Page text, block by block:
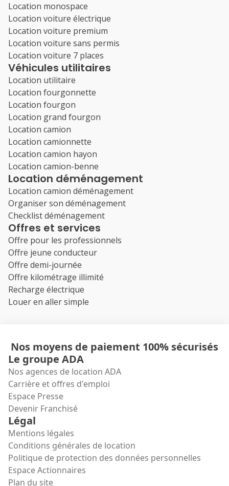
Location monospace
Location voiture électrique
Location voiture premium
Location voiture sans permis
Location voiture 7 places
Véhicules utilitaires
Location utilitaire
Location fourgonnette
Location fourgon
Location grand fourgon
Location camion
Location camionnette
Location camion hayon
Location camion-benne
Location déménagement
Location camion déménagement
Organiser son déménagement
Checklist déménagement
Offres et services
Offre pour les professionnels
Offre jeune conducteur
Offre demi-journée
Offre kilométrage illimité
Recharge électrique
Louer en aller simple
Nos moyens de paiement 100% sécurisés
Le groupe ADA
Nos agences de location ADA
Carrière et offres d'emploi
Espace Presse
Devenir Franchisé
Légal
Mentions légales
Conditions générales de location
Politique de protection des données personnelles
Espace Actionnaires
Plan du site